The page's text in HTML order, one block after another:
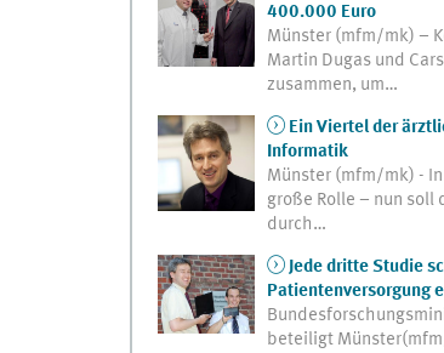
400.000 Euro
Münster (mfm/mk) –
Martin Dugas und
zusammen, um…
Ein Viertel der
Informatik
Münster (mfm/mk) -
große Rolle – nun soll
durch…
Jede dritte Studie
Patientenversorgung
beteiligt